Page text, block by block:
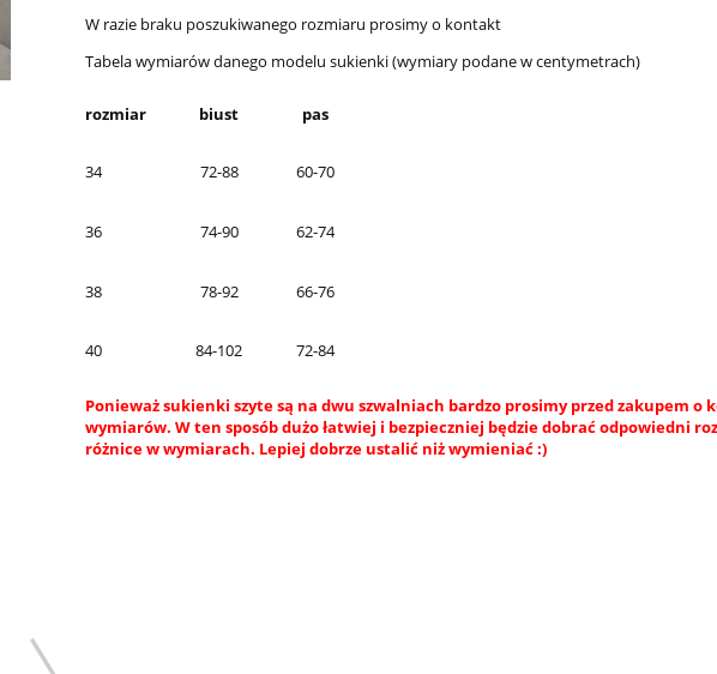
W razie braku poszukiwanego rozmiaru prosimy o kontakt
Tabela wymiarów danego modelu sukienki (wymiary podane w centymetrach)
rozmiar biust pas
34 72-88 60-70
36 74-90 62-74
38 78-92 66-76
40 84-102 72-84
Ponieważ sukienki szyte są na dwu szwalniach bardzo prosimy przed zakupem
wymiarów. W ten sposób dużo łatwiej i bezpieczniej będzie dobrać odpowiedni
różnice w wymiarach. Lepiej dobrze ustalić niż wymieniać :)